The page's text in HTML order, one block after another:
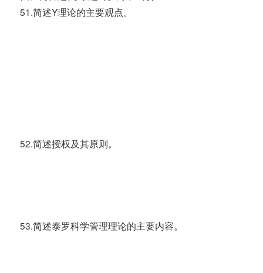
51.简述Y理论的主要观点。
52.简述授权及其原则。
53.简述泰罗科学管理理论的主要内容。